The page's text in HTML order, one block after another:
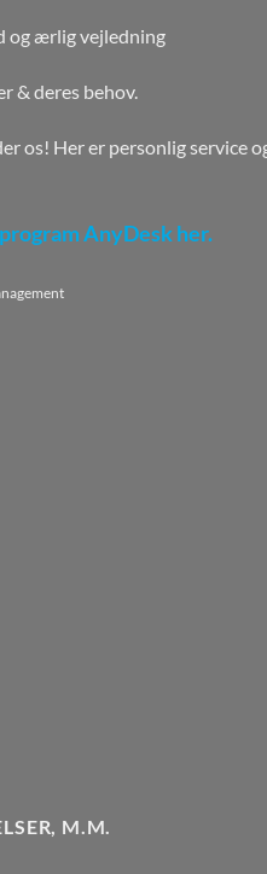
og ærlig vejledning
& deres behov.
os! Her er personlig service
AnyDesk her.
M.M.